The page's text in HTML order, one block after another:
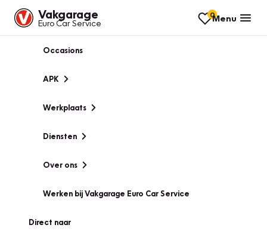
Vakgarage
Euro Car Service
0Menu
Occasions
APK
Werkplaats
Diensten
Over ons
Werken bij Vakgarage Euro Car Service
Direct naar